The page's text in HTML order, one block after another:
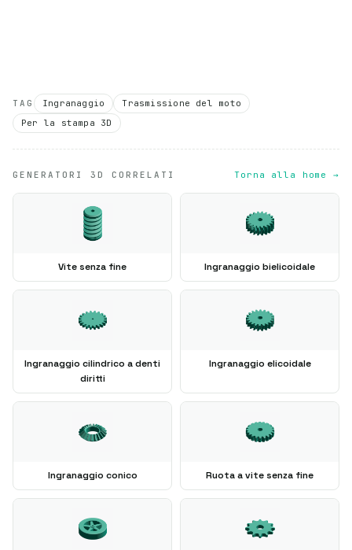
TAG Ingranaggio
Trasmissione del moto
Per la stampa 3D
GENERATORI 3D CORRELATI Torna alla home →
Vite senza fine Ingranaggio bielicoidale
Ingranaggio cilindrico a denti
diritti
Ingranaggio elicoidale
Ingranaggio conico Ruota a vite senza fine